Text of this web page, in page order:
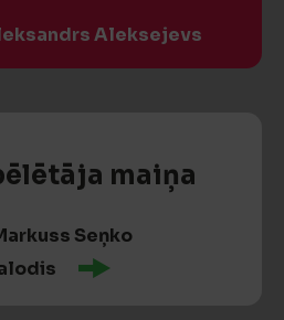
Aleksejevs
maiņa
Seņko